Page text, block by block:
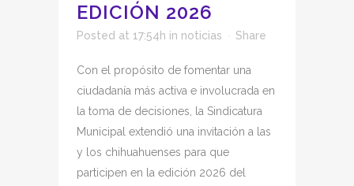
EDICIÓN 2026
Posted at 17:54h in noticias Share
Con el propósito de fomentar una
ciudadanía más activa e involucrada en
la toma de decisiones, la Sindicatura
Municipal extendió una invitación a las
y los chihuahuenses para que
participen en la edición 2026 del